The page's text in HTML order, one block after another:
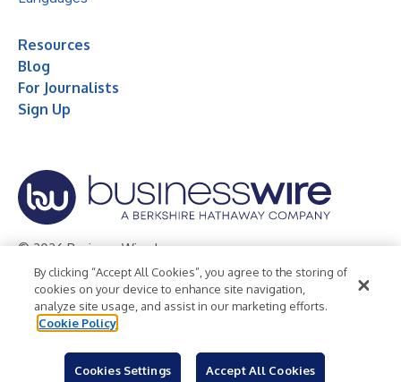
Resources
Blog
For Journalists
Sign Up
© 2026 Business Wire, Inc.
Privacy Policy Cookie Policy
Accessibility Statement
Terms of Use
Legal
By clicking “Accept All Cookies”, you agree to the storing of
cookies on your device to enhance site navigation,
analyze site usage, and assist in our marketing efforts.
Cookie Policy
Cookies Settings Accept All Cookies